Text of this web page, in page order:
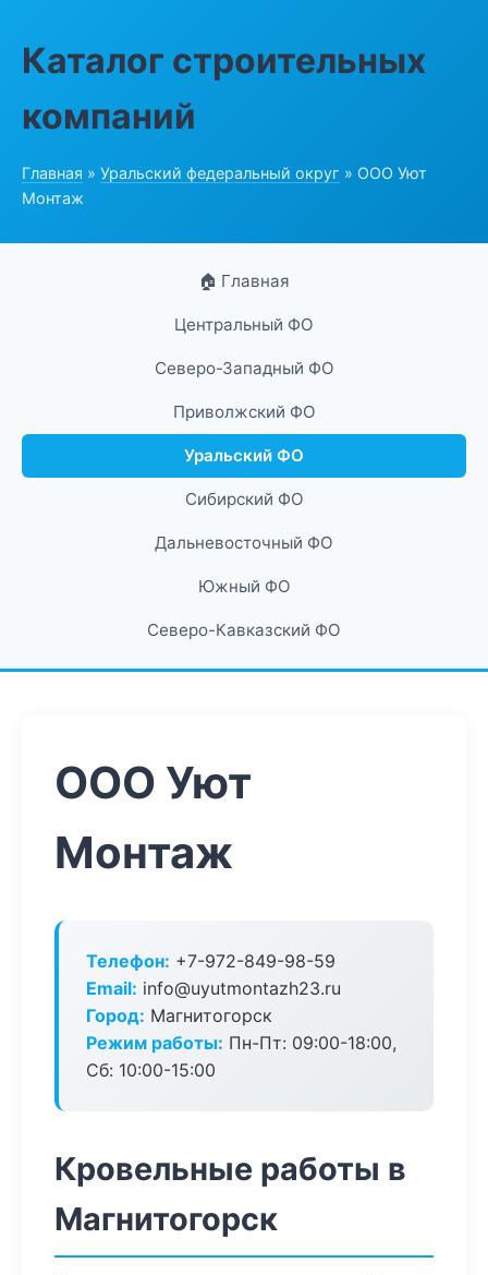
Каталог строительных
компаний
Главная » Уральский федеральный округ » ООО Уют
Монтаж
🏠 Главная
Центральный ФО
Северо-Западный ФО
Приволжский ФО
Уральский ФО
Сибирский ФО
Дальневосточный ФО
Южный ФО
Северо-Кавказский ФО
ООО Уют
Монтаж
Телефон: +7-972-849-98-59
Email: info@uyutmontazh23.ru
Город: Магнитогорск
Режим работы: Пн-Пт: 09:00-18:00,
Сб: 10:00-15:00
Кровельные работы в
Магнитогорск